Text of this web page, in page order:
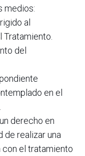
medios:
al
del
en el
derecho en
de realizar una
con el tratamiento